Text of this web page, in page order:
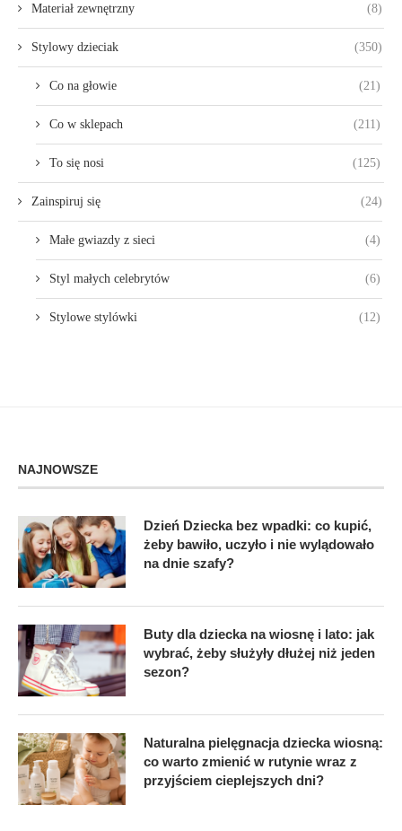
Materiał zewnętrzny (8)
Stylowy dzieciak (350)
Co na głowie (21)
Co w sklepach (211)
To się nosi (125)
Zainspiruj się (24)
Małe gwiazdy z sieci (4)
Styl małych celebrytów (6)
Stylowe stylówki (12)
NAJNOWSZE
Dzień Dziecka bez wpadki: co kupić,
żeby bawiło, uczyło i nie wylądowało
na dnie szafy?
Buty dla dziecka na wiosnę i lato: jak
wybrać, żeby służyły dłużej niż jeden
sezon?
Naturalna pielęgnacja dziecka wiosną:
co warto zmienić w rutynie wraz z
przyjściem cieplejszych dni?